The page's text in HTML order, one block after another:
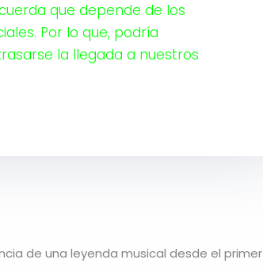
que depende de los
Por lo que, podría
la llegada a nuestros
de una leyenda musical desde el